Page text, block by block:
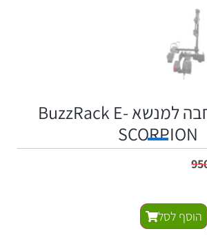
מסילת הרחבה למנשא BuzzRack E-
SCORPION
הוסף לסל